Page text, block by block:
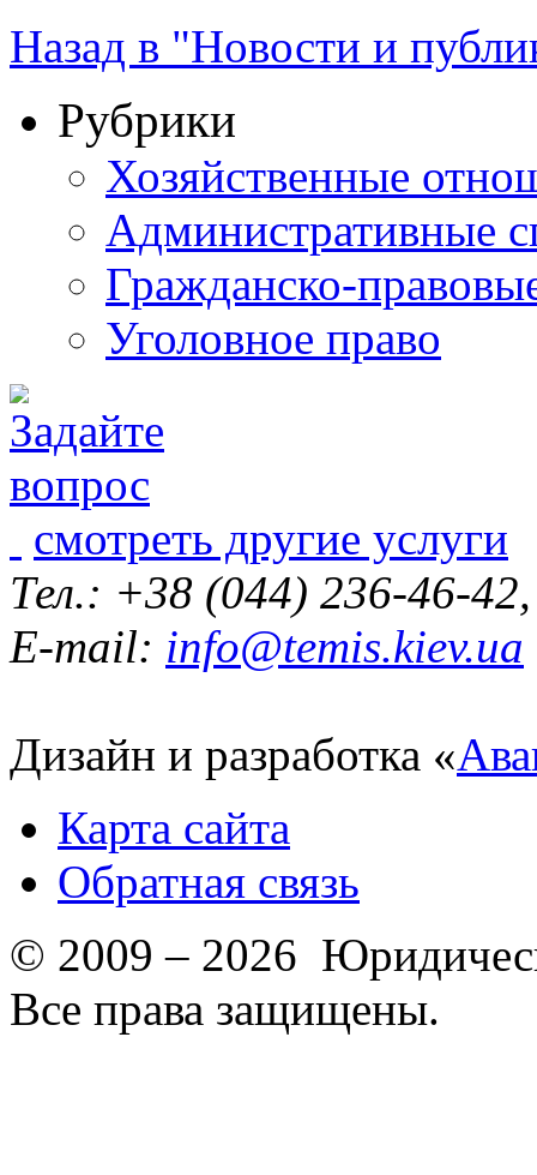
Назад в "Новости и
Рубрики
Хозяйственные
Административные
Гражданско-
Уголовное право
смотреть другие услуги
Тел.: +38 (044) 236-46-
E-mail: info@temis.kiev.ua
Дизайн и разработка «
Карта сайта
Обратная связь
© 2009 – 2026
Все права защищены.